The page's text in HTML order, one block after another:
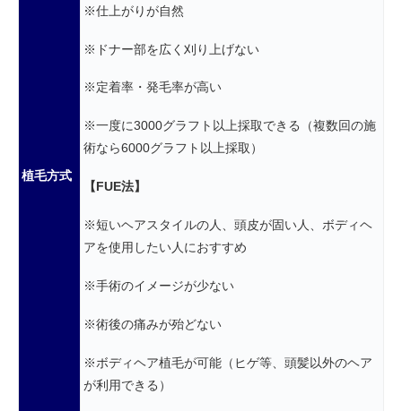
植毛方式
※仕上がりが自然
※ドナー部を広く刈り上げない
※定着率・発毛率が高い
※一度に3000グラフト以上採取できる（複数回の施
術なら6000グラフト以上採取）
【FUE法】
※短いヘアスタイルの人、頭皮が固い人、ボディヘ
アを使用したい人におすすめ
※手術のイメージが少ない
※術後の痛みが殆どない
※ボディヘア植毛が可能（ヒゲ等、頭髪以外のヘア
が利用できる）